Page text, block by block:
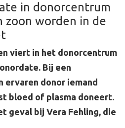
in donorcentrum
zoon worden in de
viert in het donorcentrum
Bij een
ervaren donor iemand
bloed of plasma doneert.
geval bij Vera Fehling, die